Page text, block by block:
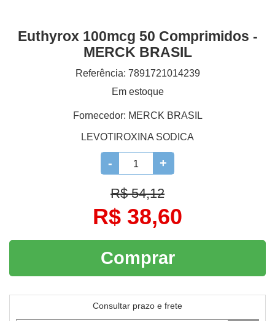
Euthyrox 100mcg 50 Comprimidos -
MERCK BRASIL
Referência: 7891721014239
Em estoque
Fornecedor: MERCK BRASIL
LEVOTIROXINA SODICA
- +
R$ 54,12
R$ 38,60
Comprar
Consultar prazo e frete